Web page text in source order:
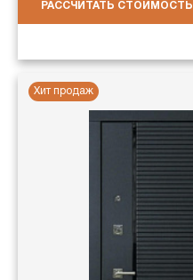
РАССЧИТАТЬ СТОИМОСТЬ
Хит продаж